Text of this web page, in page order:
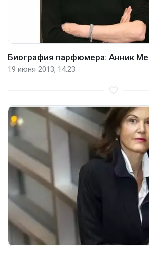
Биография парфюмера: Анник
19 июня 2013, 14:23